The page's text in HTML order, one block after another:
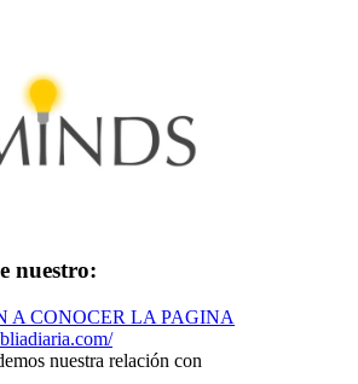
nuestro:
nuestra relación con